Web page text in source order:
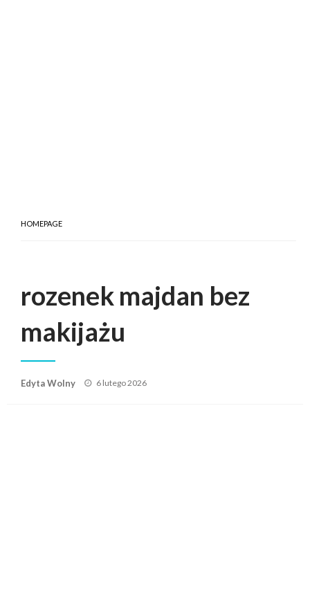
HOMEPAGE
rozenek majdan bez
makijażu
Edyta Wolny
Posted
6 lutego 2026